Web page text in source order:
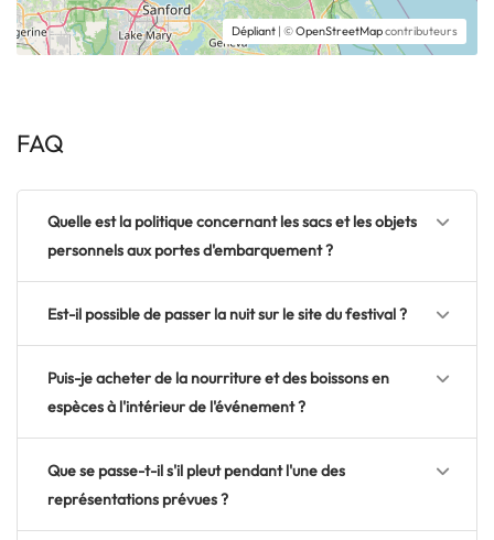
Dépliant | ©OpenStreetMapcontributeurs
FAQ
Quelle est la politique concernant les sacs et les objets
personnels aux portes d'embarquement ?
Est-il possible de passer la nuit sur le site du festival ?
Puis-je acheter de la nourriture et des boissons en
espèces à l'intérieur de l'événement ?
Que se passe-t-il s'il pleut pendant l'une des
représentations prévues ?